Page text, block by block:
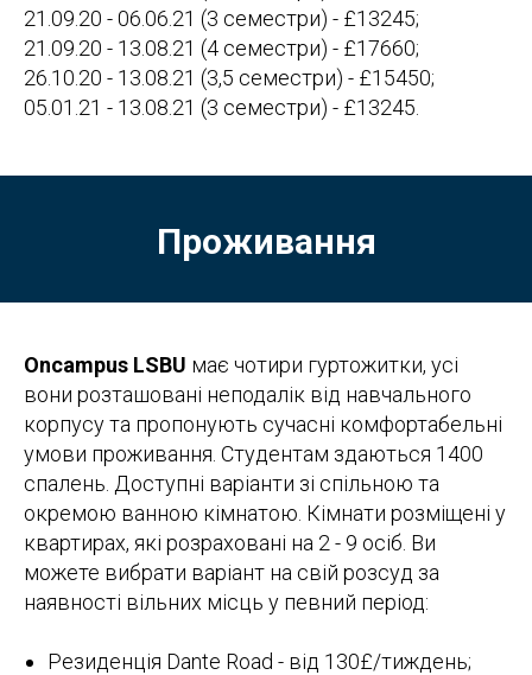
21.09.20 - 06.06.21 (3 семестри) - £13245;
21.09.20 - 13.08.21 (4 семестри) - £17660;
26.10.20 - 13.08.21 (3,5 семестри) - £15450;
05.01.21 - 13.08.21 (3 семестри) - £13245.
Проживання
Oncampus LSBU має чотири гуртожитки, усі
вони розташовані неподалік від навчального
корпусу та пропонують сучасні комфортабельні
умови проживання. Студентам здаються 1400
спалень. Доступні варіанти зі спільною та
окремою ванною кімнатою. Кімнати розміщені у
квартирах, які розраховані на 2 - 9 осіб. Ви
можете вибрати варіант на свій розсуд за
наявності вільних місць у певний період:
Резиденція Dante Road - від 130£/тиждень;